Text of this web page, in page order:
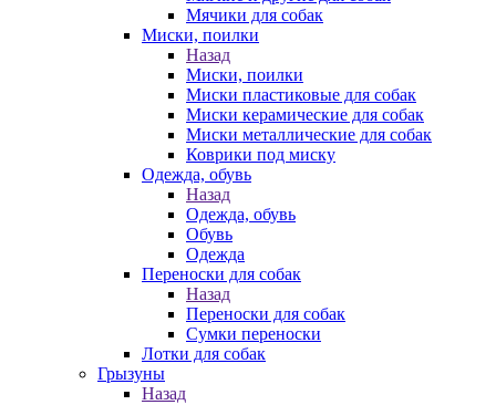
Мячики для собак
Миски, поилки
Назад
Миски, поилки
Миски пластиковые для собак
Миски керамические для собак
Миски металлические для собак
Коврики под миску
Одежда, обувь
Назад
Одежда, обувь
Обувь
Одежда
Переноски для собак
Назад
Переноски для собак
Сумки переноски
Лотки для собак
Грызуны
Назад